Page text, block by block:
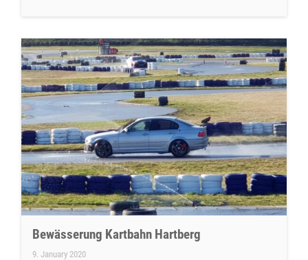
Bewässerung Kartbahn Hartberg
9. January 2020